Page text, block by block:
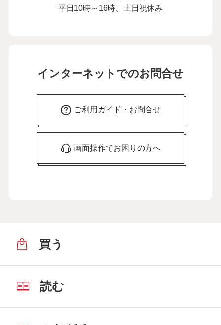
平日10時～16時、土日祝休み
インターネットでのお問合せ
ご利用ガイド・お問合せ
画面操作でお困りの方へ
買う
読む